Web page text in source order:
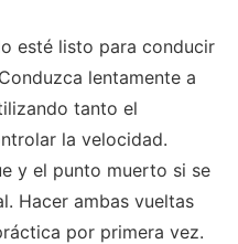
esté listo para conducir
lentamente a
tanto el
la velocidad.
y el punto muerto si se
Hacer ambas vueltas
por primera vez.